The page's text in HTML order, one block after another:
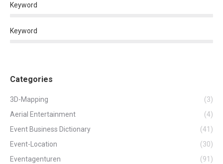
Keyword
Keyword
Categories
3D-Mapping
(3)
Aerial Entertainment
(4)
Event Business Dictionary
(41)
Event-Location
(30)
Eventagenturen
(91)